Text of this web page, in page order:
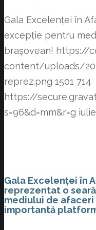
Gala Excelenței în
excepție pentru
brașovean! https://
content/uploads/
reprez.png 1501 714
https://
s=96&d=mm&r=g
Gala Excelenței în
reprezentat o
mediului de afaceri
importantă